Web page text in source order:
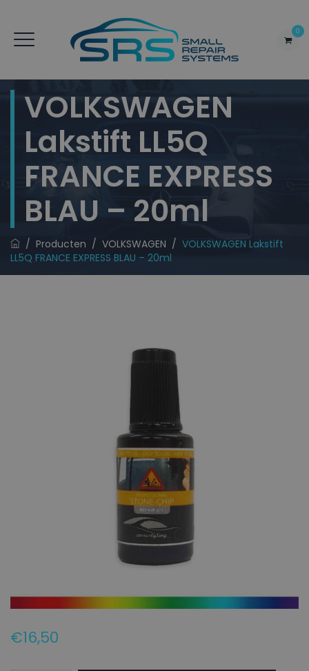
0
VOLKSWAGEN
Lakstift LL5Q
FRANCE EXPRESS
BLAU – 20ml
/ Producten / VOLKSWAGEN / VOLKSWAGEN Lakstift
LL5Q FRANCE EXPRESS BLAU – 20ml
€16,50